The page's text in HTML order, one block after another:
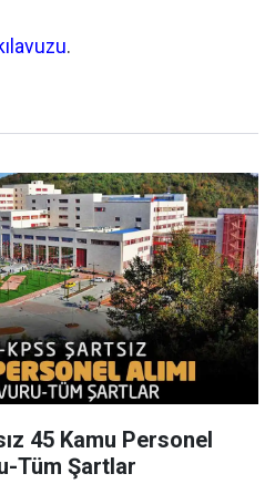
.
45 Kamu Personel
Tüm Şartlar